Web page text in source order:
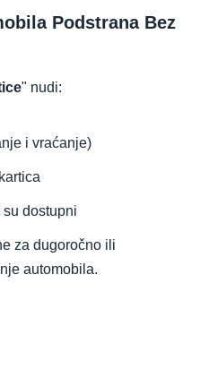
Podstrana Bez
" nudi:
i vraćanje)
dostupni
za dugoročno ili
automobila.